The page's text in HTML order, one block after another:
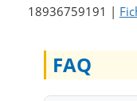
18936759191 |
FAQ